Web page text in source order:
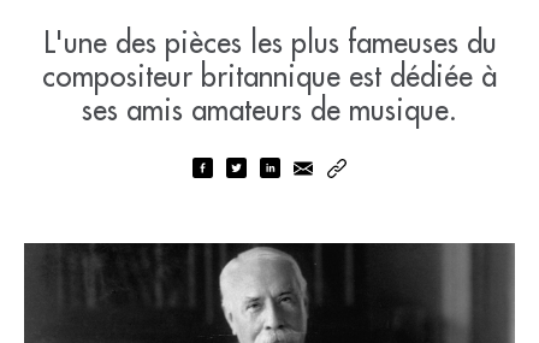
L'une des pièces les plus fameuses du
compositeur britannique est dédiée à
ses amis amateurs de musique.